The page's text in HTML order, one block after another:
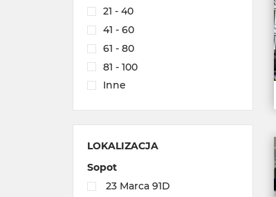
21 - 40
41 - 60
61 - 80
81 - 100
Inne
LOKALIZACJA
Sopot
23 Marca 91D